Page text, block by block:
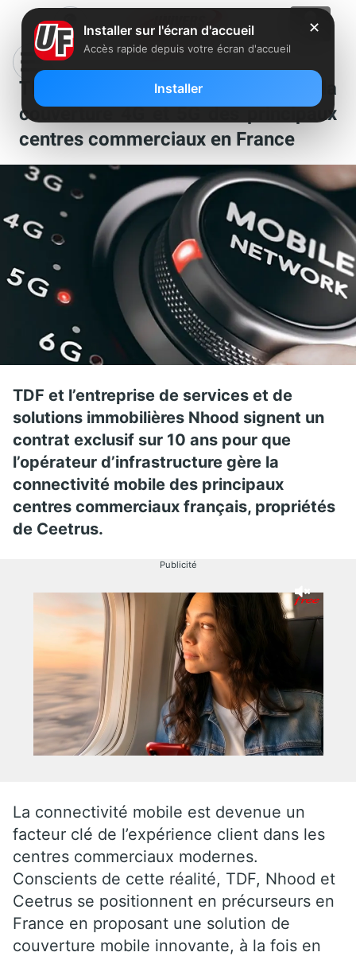
TDF remporte la gestion de la
couverture 4G et 5G des principaux
centres commerciaux en France
TDF et l’entreprise de services et de
solutions immobilières Nhood signent un
contrat exclusif sur 10 ans pour que
l’opérateur d’infrastructure gère la
connectivité mobile des principaux
centres commerciaux français, propriétés
de Ceetrus.
Publicité
La connectivité mobile est devenue un
facteur clé de l’expérience client dans les
centres commerciaux modernes.
Conscients de cette réalité, TDF, Nhood et
Ceetrus se positionnent en précurseurs en
France en proposant une solution de
couverture mobile innovante, à la fois en
✕
Installer sur l'écran d'accueil
Accès rapide depuis votre écran d'accueil
Installer